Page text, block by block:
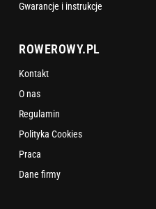
Gwarancje i instrukcje
ROWEROWY.PL
Kontakt
O nas
Regulamin
Polityka Cookies
Praca
Dane firmy